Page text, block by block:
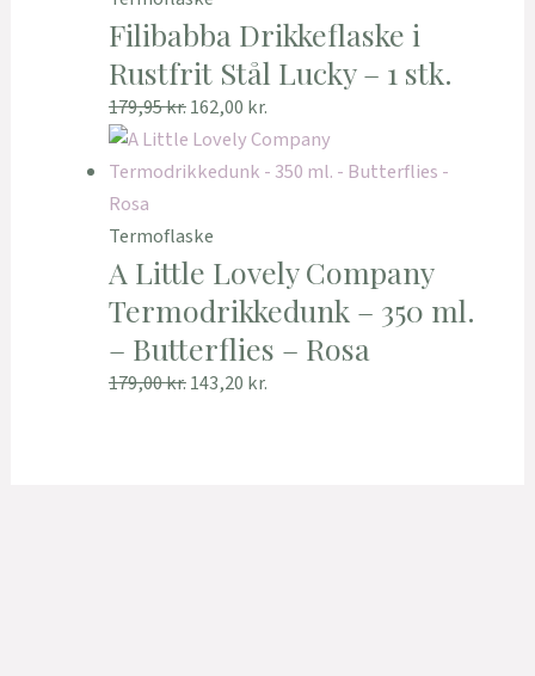
Filibabba Drikkeflaske i
Rustfrit Stål Lucky – 1 stk.
179,95kr.162,00 kr.
Termoflaske
A Little Lovely Company
Termodrikkedunk – 350 ml.
– Butterflies – Rosa
179,00kr.143,20 kr.